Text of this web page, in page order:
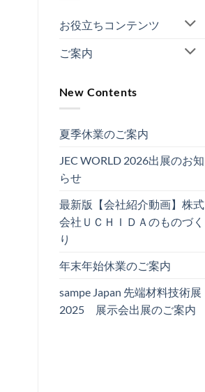
お役立ちコンテンツ
ご案内
New Contents
夏季休業のご案内
JEC WORLD 2026出展のお知
らせ
最新版【会社紹介動画】株式
会社ＵＣＨＩＤＡのものづく
り
年末年始休業のご案内
sampe Japan 先端材料技術展
2025 展示会出展のご案内